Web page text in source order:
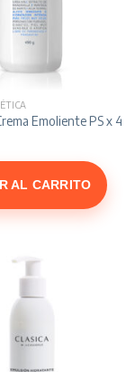
Emoliente PS x
AL CARRITO